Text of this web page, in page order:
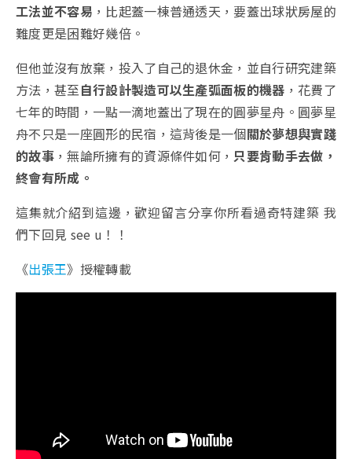
工法並不容易 ，比起蓋一棟普通透天，要蓋出球狀房屋的
難度更是困難好幾倍。
但他並沒有放棄，投入了自己的退休金，並自行研究建築
方法，甚至自行設計製造可以生產弧面板的機器 ，花費了
七年的時間，一點一滴地蓋出了現在的圓夢星舟。圓夢星
舟不只是一座圓形的民宿，這背後是一個關於夢想與實踐
的故事，無論所擁有的資源條件如何，只要肯動手去做，
終會有所成。
這集就介紹到這邊，歡迎留言分享你所看過奇特建築 我
們下回見 see u！！
《出張王》授權轉載